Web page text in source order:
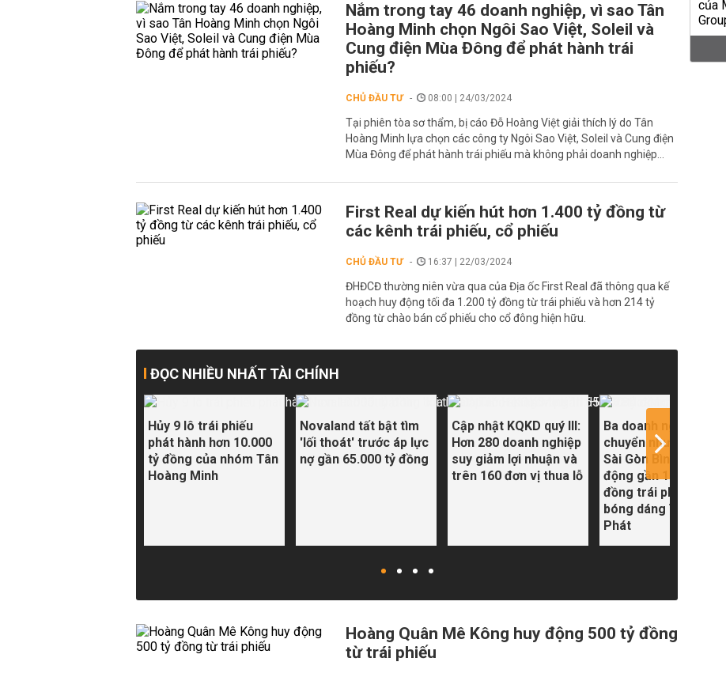
Nắm trong tay 46 doanh nghiệp, vì sao Tân
Hoàng Minh chọn Ngôi Sao Việt, Soleil và
Cung điện Mùa Đông để phát hành trái
phiếu?
CHỦ ĐẦU TƯ 08:00 | 24/03/2024
Tại phiên tòa sơ thẩm, bị cáo Đỗ Hoàng Việt giải thích lý do Tân
Hoàng Minh lựa chọn các công ty Ngôi Sao Việt, Soleil và Cung điện
Mùa Đông để phát hành trái phiếu mà không phải doanh nghiệp...
First Real dự kiến hút hơn 1.400 tỷ đồng từ
các kênh trái phiếu, cổ phiếu
CHỦ ĐẦU TƯ 16:37 | 22/03/2024
ĐHĐCĐ thường niên vừa qua của Địa ốc First Real đã thông qua kế
hoạch huy động tối đa 1.200 tỷ đồng từ trái phiếu và hơn 214 tỷ
đồng từ chào bán cổ phiếu cho cổ đông hiện hữu.
ĐỌC NHIỀU NHẤT TÀI CHÍNH
Hủy 9 lô trái phiếu
phát hành hơn 10.000
tỷ đồng của nhóm Tân
Hoàng Minh
Novaland tất bật tìm
'lối thoát' trước áp lực
nợ gần 65.000 tỷ đồng
Cập nhật KQKD quý III:
Hơn 280 doanh nghiệp
suy giảm lợi nhuận và
trên 160 đơn vị thua lỗ
Ba doanh nghiệp nhận
chuyển nhượng KĐT
Sài Gòn Bình An huy
động gần 11.000 tỷ
đồng trái phiếu, có
bóng dáng Vạn Thịnh
Phát
Hoàng Quân Mê Kông huy động 500 tỷ đồng
từ trái phiếu